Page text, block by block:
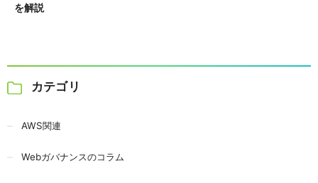
を解説
カテゴリ
AWS関連
Webガバナンスのコラム